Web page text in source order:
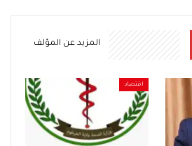
المزيد عن المؤلف
اقتصاد